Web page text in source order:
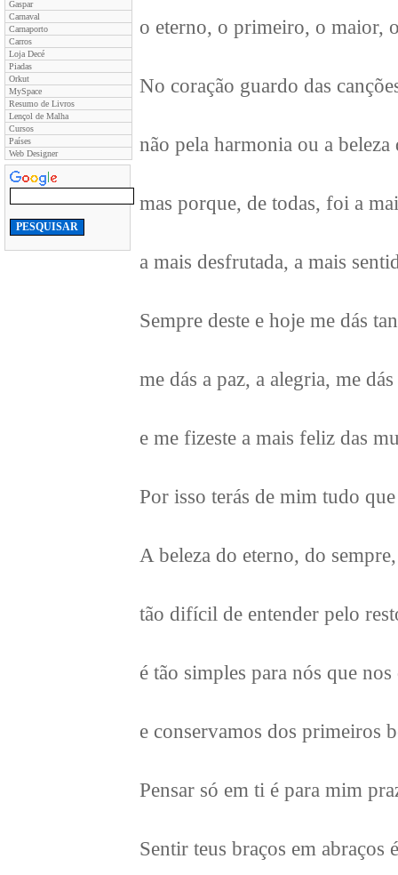
Gaspar
Carnaval
Carnaporto
Carros
Loja Decé
Piadas
Orkut
MySpace
Resumo de Livros
Lençol de Malha
Cursos
Países
Web Designer
o eterno, o primeiro, o maior,
No coração guardo das
não pela harmonia ou a beleza
mas porque, de todas, foi a
a mais desfrutada, a mais
Sempre deste e hoje me dás
me dás a paz, a alegria, me
e me fizeste a mais feliz das
Por isso terás de mim tudo
A beleza do eterno, do
tão difícil de entender pelo
é tão simples para nós que
e conservamos dos primeiros
Pensar só em ti é para mim
Sentir teus braços em abraços